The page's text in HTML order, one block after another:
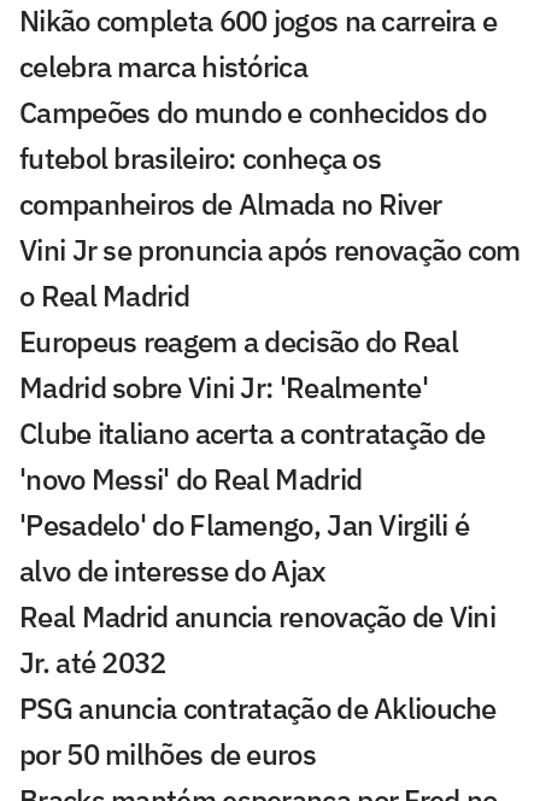
Nikão completa 600 jogos na carreira e
celebra marca histórica
Campeões do mundo e conhecidos do
futebol brasileiro: conheça os
companheiros de Almada no River
Vini Jr se pronuncia após renovação com
o Real Madrid
Europeus reagem a decisão do Real
Madrid sobre Vini Jr: 'Realmente'
Clube italiano acerta a contratação de
'novo Messi' do Real Madrid
'Pesadelo' do Flamengo, Jan Virgili é
alvo de interesse do Ajax
Real Madrid anuncia renovação de Vini
Jr. até 2032
PSG anuncia contratação de Akliouche
por 50 milhões de euros